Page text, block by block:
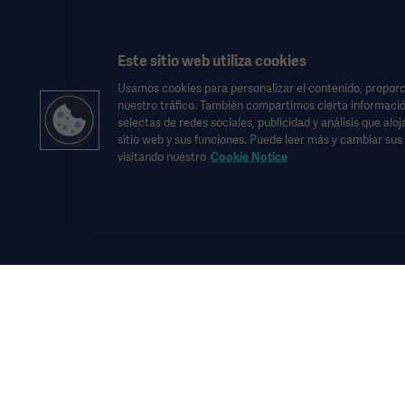
Este sitio web utiliza cookies
Usamos cookies para personalizar el contenido,
nuestro tráfico. También compartimos cierta
selectas de redes sociales, publicidad y análisis que
sitio web y sus funciones. Puede leer más y cambiar
visitando nuestro Cookie Notice